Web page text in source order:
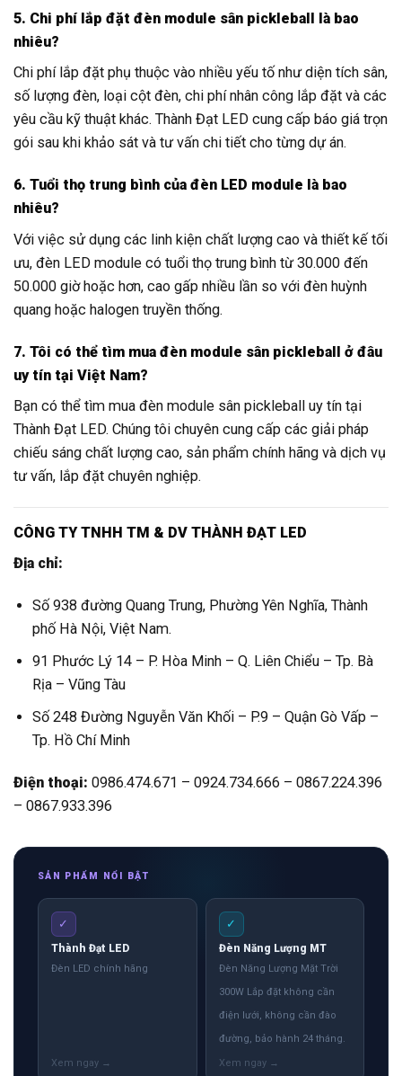
5. Chi phí lắp đặt đèn module sân pickleball là bao
nhiêu?
Chi phí lắp đặt phụ thuộc vào nhiều yếu tố như diện tích sân,
số lượng đèn, loại cột đèn, chi phí nhân công lắp đặt và các
yêu cầu kỹ thuật khác. Thành Đạt LED cung cấp báo giá trọn
gói sau khi khảo sát và tư vấn chi tiết cho từng dự án.
6. Tuổi thọ trung bình của đèn LED module là bao
nhiêu?
Với việc sử dụng các linh kiện chất lượng cao và thiết kế tối
ưu, đèn LED module có tuổi thọ trung bình từ 30.000 đến
50.000 giờ hoặc hơn, cao gấp nhiều lần so với đèn huỳnh
quang hoặc halogen truyền thống.
7. Tôi có thể tìm mua đèn module sân pickleball ở đâu
uy tín tại Việt Nam?
Bạn có thể tìm mua đèn module sân pickleball uy tín tại
Thành Đạt LED. Chúng tôi chuyên cung cấp các giải pháp
chiếu sáng chất lượng cao, sản phẩm chính hãng và dịch vụ
tư vấn, lắp đặt chuyên nghiệp.
CÔNG TY TNHH TM & DV THÀNH ĐẠT LED
Địa chỉ:
Số 938 đường Quang Trung, Phường Yên Nghĩa, Thành
phố Hà Nội, Việt Nam.
91 Phước Lý 14 – P. Hòa Minh – Q. Liên Chiểu – Tp. Bà
Rịa – Vũng Tàu
Số 248 Đường Nguyễn Văn Khối – P.9 – Quận Gò Vấp –
Tp. Hồ Chí Minh
Điện thoại: 0986.474.671 – 0924.734.666 – 0867.224.396
– 0867.933.396
SẢN PHẨM NỔI BẬT
✓
Thành Đạt LED
Đèn LED chính hãng
✓
Đèn Năng Lượng MT
Đèn Năng Lượng Mặt Trời
300W Lắp đặt không cần
điện lưới, không cần đào
đường, bảo hành 24 tháng.